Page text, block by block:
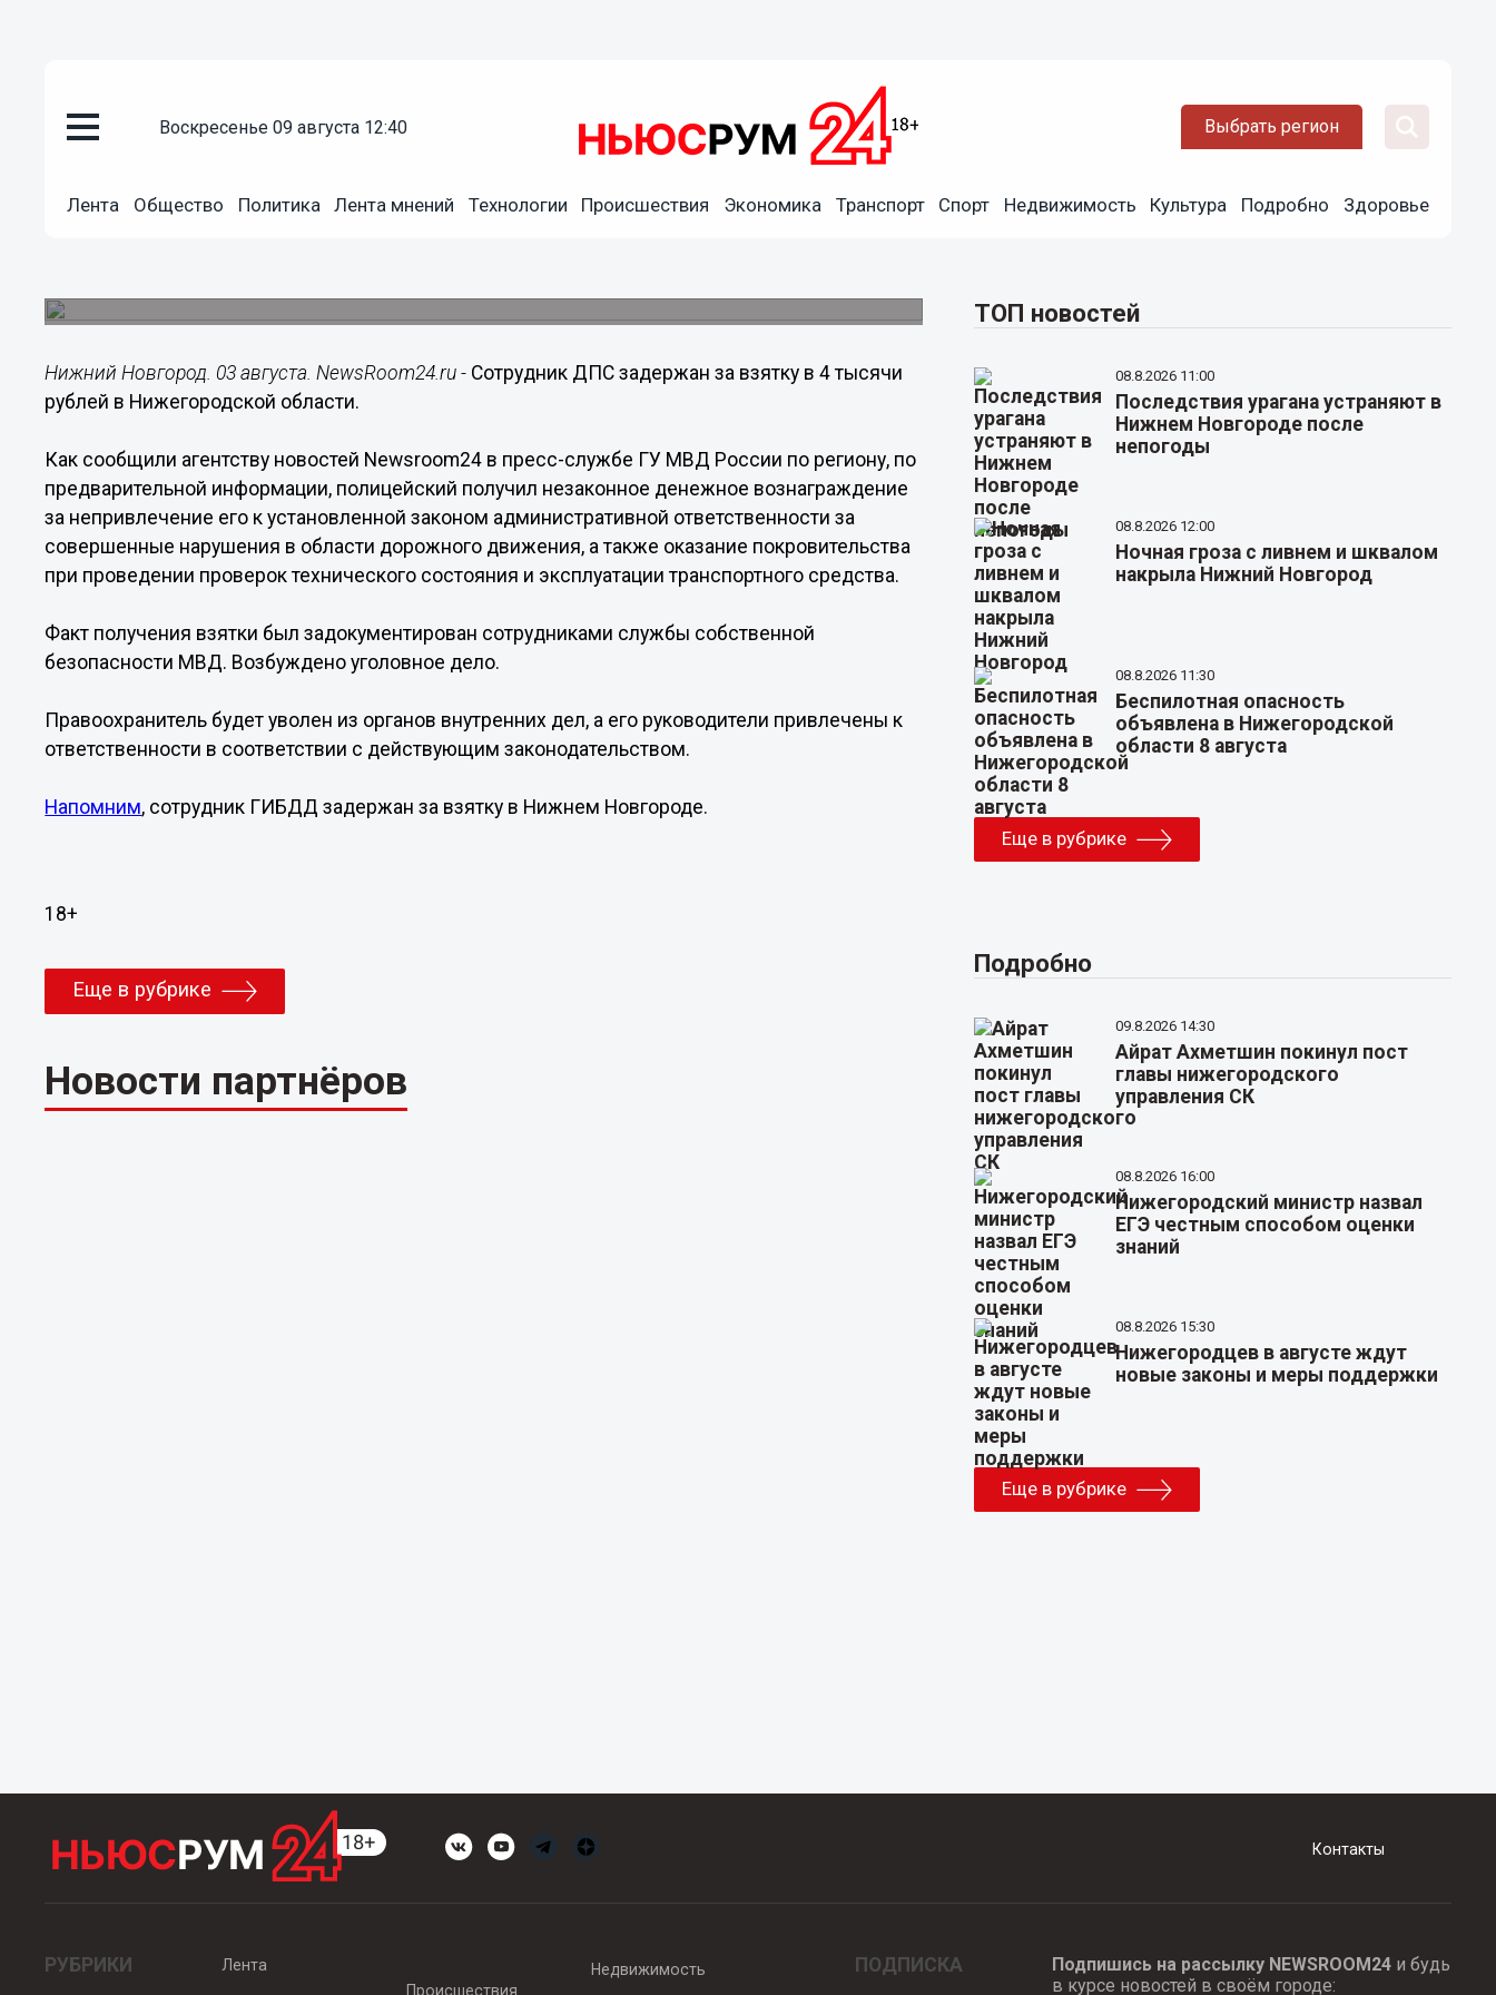
воскресенье 09 августа 12:40 Выбрать регион
Лента Общество Политика Лента мнений Технологии Происшествия Экономика Транспорт Спорт Недвижимость Культура Подробно Здоровье
Сотрудник ДПС задержан за взятку в 4 тысячи рублей в
Нижний Новгород. 03 августа. NewsRoom24.ru - Сотрудник ДПС задержан за взятку в 4 тысячи
рублей в Нижегородской области.
Как сообщили агентству новостей Newsroom24 в пресс-службе ГУ МВД России по региону, по
предварительной информации, полицейский получил незаконное денежное вознаграждение
за непривлечение его к установленной законом административной ответственности за
совершенные нарушения в области дорожного движения, а также оказание покровительства
при проведении проверок технического состояния и эксплуатации транспортного средства.
Факт получения взятки был задокументирован сотрудниками службы собственной
безопасности МВД. Возбуждено уголовное дело.
Правоохранитель будет уволен из органов внутренних дел, а его руководители привлечены к
ответственности в соответствии с действующим законодательством.
Напомним, сотрудник ГИБДД задержан за взятку в Нижнем Новгороде.
18+
Еще в рубрике
Новости партнёров
ТОП новостей
08.8.2026 11:00
Последствия урагана устраняют в
Нижнем Новгороде после
непогоды
08.8.2026 12:00
Ночная гроза с ливнем и шквалом
накрыла Нижний Новгород
08.8.2026 11:30
Беспилотная опасность
объявлена в Нижегородской
области 8 августа
Еще в рубрике
Подробно
09.8.2026 14:30
Айрат Ахметшин покинул пост
главы нижегородского
управления СК
08.8.2026 16:00
Нижегородский министр назвал
ЕГЭ честным способом оценки
знаний
08.8.2026 15:30
Нижегородцев в августе ждут
новые законы и меры поддержки
Еще в рубрике
Контакты
РУБРИКИ
Лента
Происшествия
Недвижимость ПОДПИСКА Подпишись на рассылку NEWSROOM24и будь
в курсе новостей в своём городе: